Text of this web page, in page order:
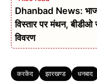
Dhanbad News:
विस्तार पर मंथन,
विवरण
Tags
करकेंद झारखण्ड धनबाद